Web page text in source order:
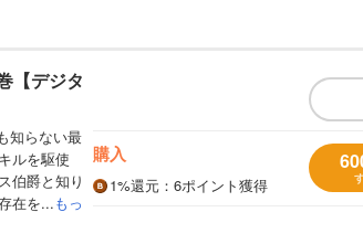
【デジタ
知らない最
ルを駆使
伯爵と知り
在を...もっ
購入
1%還元 ：6ポイント獲得